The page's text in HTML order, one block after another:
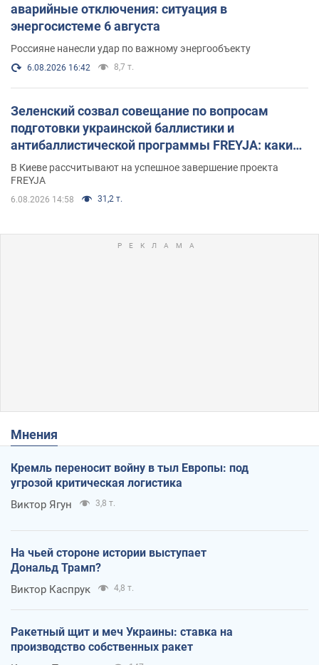
аварийные отключения: ситуация в
энергосистеме 6 августа
Россияне нанесли удар по важному энергообъекту
6.08.2026 16:42 8,7 т.
Зеленский созвал совещание по вопросам
подготовки украинской баллистики и
антибаллистической программы FREYJA: какие
решения готовятся
В Киеве рассчитывают на успешное завершение проекта
FREYJA
6.08.2026 14:58 31,2 т.
Мнения
Кремль переносит войну в тыл Европы: под
угрозой критическая логистика
Виктор Ягун 3,8 т.
На чьей стороне истории выступает
Дональд Трамп?
Виктор Каспрук 4,8 т.
Ракетный щит и меч Украины: ставка на
производство собственных ракет